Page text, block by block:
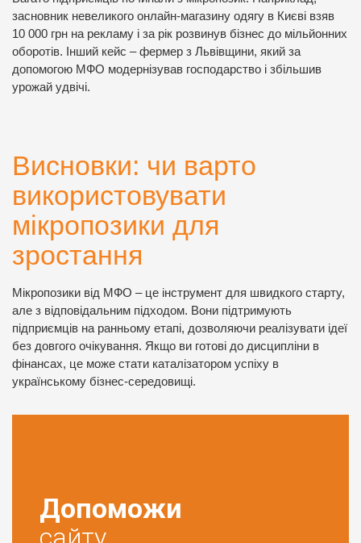
засновник невеликого онлайн-магазину одягу в Києві взяв
10 000 грн на рекламу і за рік розвинув бізнес до мільйонних
оборотів. Інший кейс – фермер з Львівщини, який за
допомогою МФО модернізував господарство і збільшив
урожай удвічі.
Висновки: чи варто
використовувати
мікропозики для
зростання
Мікропозики від МФО – це інструмент для швидкого старту,
але з відповідальним підходом. Вони підтримують
підприємців на ранньому етапі, дозволяючи реалізувати ідеї
без довгого очікування. Якщо ви готові до дисципліни в
фінансах, це може стати каталізатором успіху в
українському бізнес-середовищі.
Допоможи